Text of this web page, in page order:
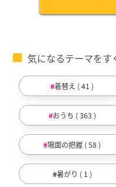
気になるテーマをす
着替え ( 41 )
おうち ( 363 )
場面の把握 ( 58 )
暑がり ( 1 )